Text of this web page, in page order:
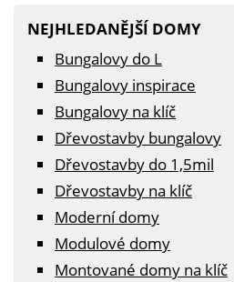
NEJHLEDANĚJŠÍ DOMY
Bungalovy do L
Bungalovy inspirace
Bungalovy na klíč
Dřevostavby bungalovy
Dřevostavby do 1,5mil
Dřevostavby na klíč
Moderní domy
Modulové domy
Montované domy na klíč